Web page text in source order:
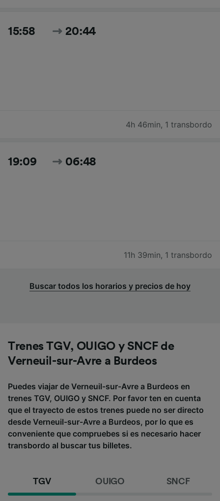
15:58 20:44
4h 46min, 1 transbordo
19:09 06:48
11h 39min, 1 transbordo
Buscar todos los horarios y precios de hoy
Trenes TGV, OUIGO y SNCF de
Verneuil-sur-Avre a Burdeos
Puedes viajar de Verneuil-sur-Avre a Burdeos en
trenes TGV, OUIGO y SNCF. Por favor ten en cuenta
que el trayecto de estos trenes puede no ser directo
desde Verneuil-sur-Avre a Burdeos, por lo que es
conveniente que compruebes si es necesario hacer
transbordo al buscar tus billetes.
TGV OUIGO SNCF